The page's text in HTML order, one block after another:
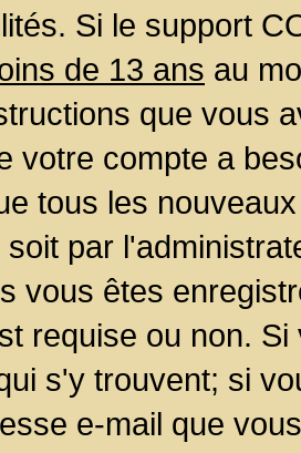
Si le support
de 13 ans au
que vous
votre compte a
tous les
par
vous êtes
requise ou non.
s'y trouvent; si
e-mail que